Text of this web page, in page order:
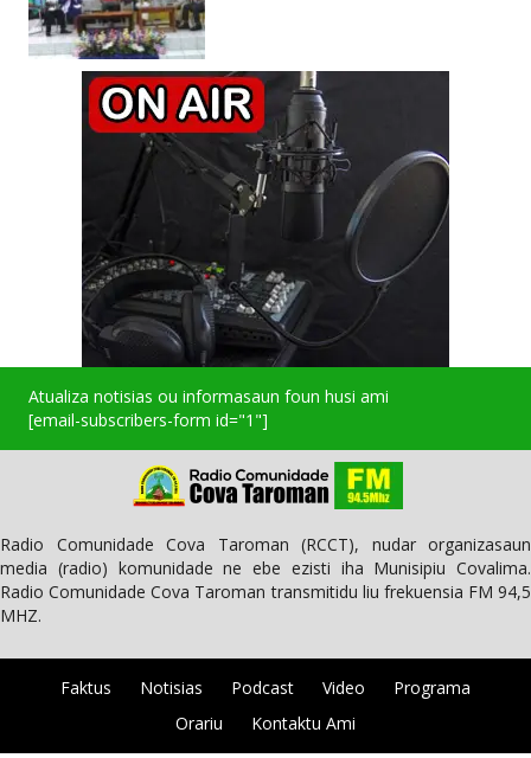
Atualiza notisias ou informasaun foun husi ami
[email-subscribers-form id="1"]
Radio Comunidade Cova Taroman (RCCT), nudar organizasaun
media (radio) komunidade ne ebe ezisti iha Munisipiu Covalima.
Radio Comunidade Cova Taroman transmitidu liu frekuensia FM 94,5
MHZ.
Faktus Notisias Podcast Video
Programa
Orariu
Kontaktu Ami